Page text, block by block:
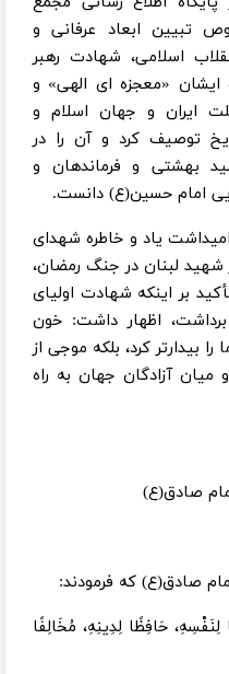
ابعاد عرفانی و
اسلامی، شهادت رهبر
«معجزه ای الهی» و
ایران و جهان اسلام و
توصیف کرد و آن را در
بهشتی و فرماندهان و
امام حسین(ع) دانست.
یاد و خاطره شهدای
شهید لبنان در جنگ رمضان،
بر اینکه شهادت اولیای
برداشت، اظهار داشت: خون
بیدارتر کرد، بلکه موجی از
میان آزادگان جهان به راه
صادق(ع)
صادق(ع) که فرمودند:
حَافِظًا لِدِینِهِ، مُخَالِفًا